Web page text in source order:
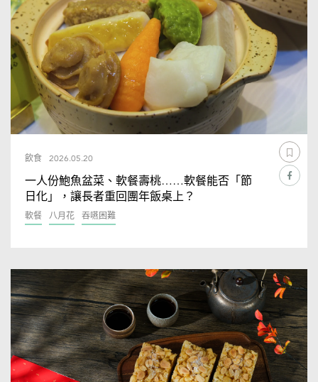
飲食 2026.05.20
一人份鮑魚盆菜、軟餐壽桃……軟餐能否「節
日化」，讓長者重回團年飯桌上？
軟餐 八月花 吞嚥困難